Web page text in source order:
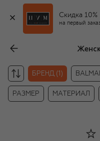
Скидка 10%
на первый
БРЕНД (1)
РАЗМЕР МАТЕРИАЛ